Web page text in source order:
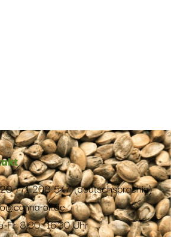
771 208 547 (deutschsprachig)
oil.de
Fr 8.30 -16.30 Uhr